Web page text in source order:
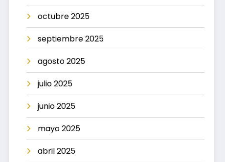
octubre 2025
septiembre 2025
agosto 2025
julio 2025
junio 2025
mayo 2025
abril 2025